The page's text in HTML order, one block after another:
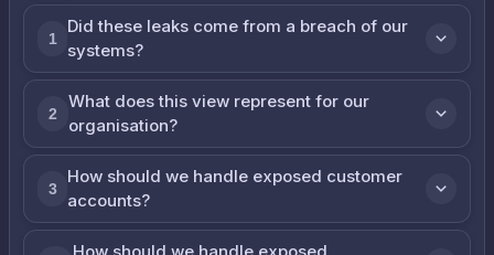
1
Did these leaks come from a breach of our
systems?
2
What does this view represent for our
organisation?
3
How should we handle exposed customer
accounts?